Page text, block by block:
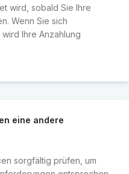
wird, sobald Sie Ihre
Wenn Sie sich
Ihre Anzahlung
eine andere
sorgfältig prüfen, um